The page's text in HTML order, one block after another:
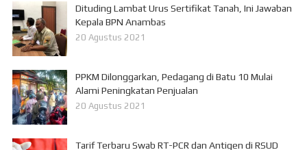
Dituding Lambat Urus Sertifikat Tanah, Ini Jawaban
Kepala BPN Anambas
20 Agustus 2021
PPKM Dilonggarkan, Pedagang di Batu 10 Mulai
Alami Peningkatan Penjualan
20 Agustus 2021
Tarif Terbaru Swab RT-PCR dan Antigen di RSUD